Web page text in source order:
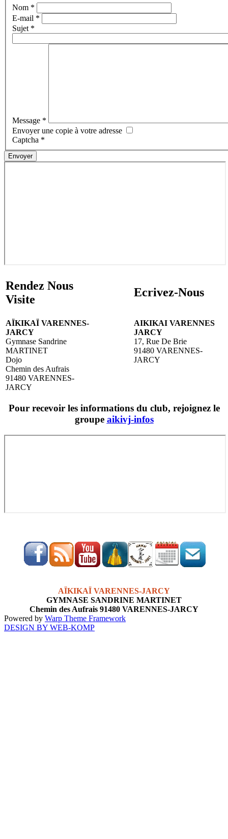
Nom *
E-mail *
Sujet *
Message *
Envoyer une copie à votre adresse
Captcha *
Envoyer
Rendez Nous
Visite
Ecrivez-Nous
AÏKIKAÏ VARENNES-
JARCY
Gymnase Sandrine
MARTINET
Dojo
Chemin des Aufrais
91480 VARENNES-
JARCY
AIKIKAI VARENNES
JARCY
17, Rue De Brie
91480 VARENNES-
JARCY
Pour recevoir les informations du club, rejoignez le
groupe aikivj-infos
AÏKIKAÏ VARENNES-JARCY
GYMNASE SANDRINE MARTINET
Chemin des Aufrais 91480 VARENNES-JARCY
Powered by Warp Theme Framework
DESIGN BY WEB-KOMP